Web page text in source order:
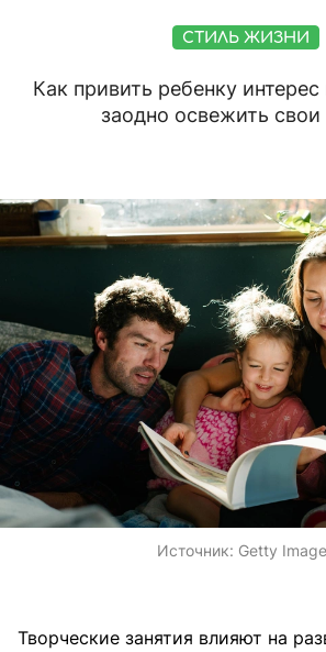
СТИЛЬ ЖИЗНИ
Как привить ребенку интерес
заодно освежить свои
Источник: Getty
Творческие занятия влияют на